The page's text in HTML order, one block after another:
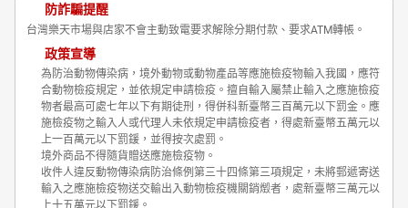
防詐騙提醒
台灣樂天市場與店家不會主動致電要求解除分期付款、要求ATM轉帳。
政策宣導
為防治動物傳染病，境外動物或動物產品等應施檢疫物輸入我國，應符
合動物檢疫規定，並依規定申請檢疫。擅自輸入屬禁止輸入之應施檢疫
物者最高可處七年以下有期徒刑，得併科新臺幣三百萬元以下罰金。應
施檢疫物之輸入人或代理人未依規定申請檢疫者，得處新臺幣五萬元以
上一百萬元以下罰鍰，並得按次處罰。
境外商品不得隨貨贈送應施檢疫物。
收件人違反動物傳染病防治條例第三十四條第三項規定，未將郵遞寄送
輸入之應施檢疫物送交輸出入動物檢疫機關銷燬者，處新臺幣三萬元以
上十五萬元以下罰鍰。